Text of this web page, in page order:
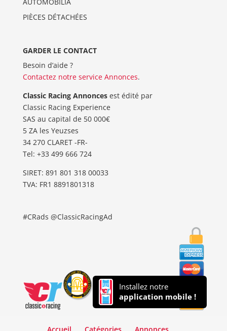
PIÈCES DÉTACHÉES
GARDER LE CONTACT
Besoin d’aide ?
Contactez notre service Annonces.
Classic Racing Annoncesest édité par
Classic Racing Experience
SAS au capital de 50 000€
5 ZA les Yeuzses
34 270 CLARET -FR-
Tel: ‭+33 499 666 724‬
SIRET: 891 801 318 00033
TVA: FR1 8891801318
#CRads @ClassicRacingAd
Installez notre
application mobile !